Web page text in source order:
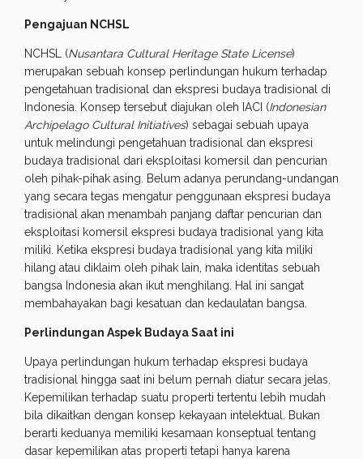
Pengajuan NCHSL
NCHSL (Nusantara Cultural Heritage State License)
merupakan sebuah konsep perlindungan hukum terhadap
pengetahuan tradisional dan ekspresi budaya tradisional di
Indonesia. Konsep tersebut diajukan oleh IACI (Indonesian
Archipelago Cultural Initiatives) sebagai sebuah upaya
untuk melindungi pengetahuan tradisional dan ekspresi
budaya tradisional dari eksploitasi komersil dan pencurian
oleh pihak-pihak asing. Belum adanya perundang-undangan
yang secara tegas mengatur penggunaan ekspresi budaya
tradisional akan menambah panjang daftar pencurian dan
eksploitasi komersil ekspresi budaya tradisional yang kita
miliki. Ketika ekspresi budaya tradisional yang kita miliki
hilang atau diklaim oleh pihak lain, maka identitas sebuah
bangsa Indonesia akan ikut menghilang. Hal ini sangat
membahayakan bagi kesatuan dan kedaulatan bangsa.
Perlindungan Aspek Budaya Saat ini
Upaya perlindungan hukum terhadap ekspresi budaya
tradisional hingga saat ini belum pernah diatur secara jelas.
Kepemilikan terhadap suatu properti tertentu lebih mudah
bila dikaitkan dengan konsep kekayaan intelektual. Bukan
berarti keduanya memiliki kesamaan konseptual tentang
dasar kepemilikan atas properti tetapi hanya karena